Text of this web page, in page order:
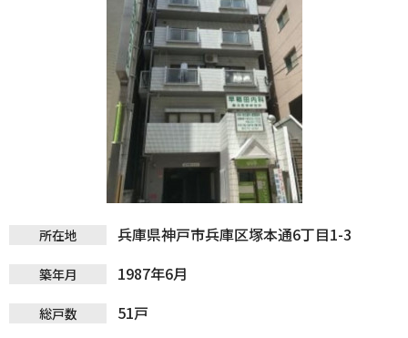
所在地 兵庫県神戸市兵庫区塚本通6丁目1-3
築年月 1987年6月
総戸数 51戸